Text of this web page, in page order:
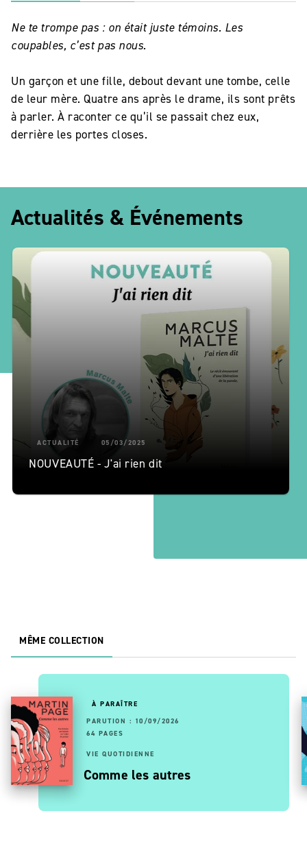
Ne te trompe pas : on était juste témoins. Les
coupables, c’est pas nous.
Un garçon et une fille, debout devant une tombe, celle
de leur mère. Quatre ans après le drame, ils sont prêts
à parler. À raconter ce qu’il se passait chez eux,
derrière les portes closes.
Actualités & Événements
ACTUALITÉ 05/03/2025
NOUVEAUTÉ - J'ai rien dit
MÊME COLLECTION
À PARAÎTRE
PARUTION : 10/09/2026
64 PAGES
VIE QUOTIDIENNE
Comme les autres